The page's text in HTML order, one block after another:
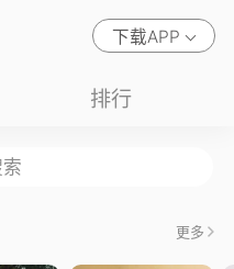
下载APP
排行
更多